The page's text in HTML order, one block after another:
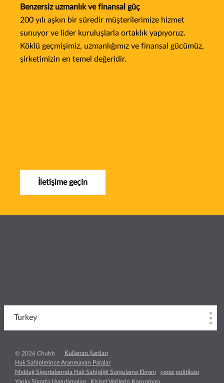
Benzersiz uzmanlık ve finansal güç
200 yılı aşkın bir süredir müşterilerimize hizmet
sunuyor ve lider kuruluşlarla ortaklık yapıyoruz.
Köklü geçmişimiz, uzmanlığımız ve finansal gücümüz,
şirketimizin en temel değeridir.
İletişime geçin
Turkey
© 2026 Chubb
Kullanım Şartları
Hak Sahiplerince Aranmayan Paralar
Meblağ Sigortalarında Hak Sahipliği Sorgulama Ekranı
çerez politikası
Yanlış Sigorta Uygulamaları
Kişisel Verilerin Korunması